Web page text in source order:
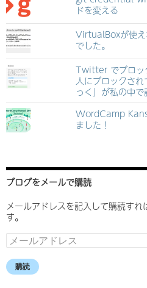
ドを変える
VirtualBoxが使
でした。
Twitter でブロッ
人にブロックさ
っく」が私の中で
WordCamp
ました！
ブログをメールで購読
メールアドレスを記入して購読す
す。
メ
ー
ル
ア 購読